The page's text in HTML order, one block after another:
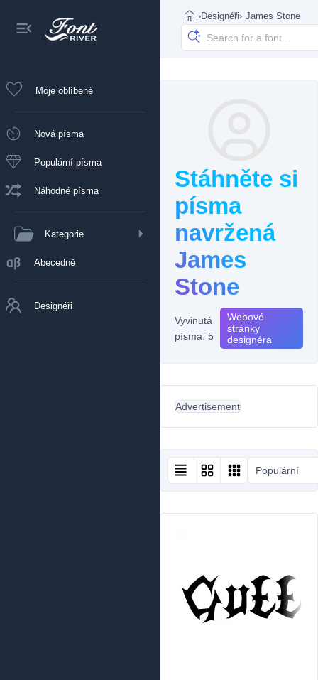
Moje oblíbené
Nová písma
Populární písma
Náhodné písma
Kategorie
Abecedně
Designéři
›Designéři› James Stone
Stáhněte si
písma
navržená
James
Stone
Vyvinutá
písma: 5
Webové
stránky
designéra
Advertisement
Populární